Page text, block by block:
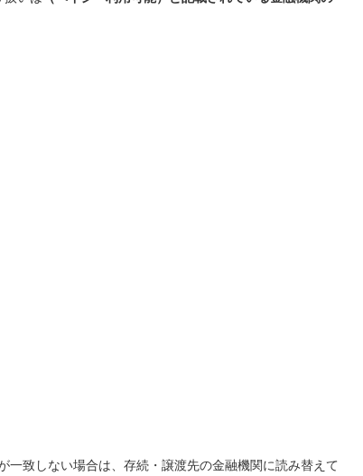
一致しない場合は、存続・譲渡先の金融機関に読み替えて